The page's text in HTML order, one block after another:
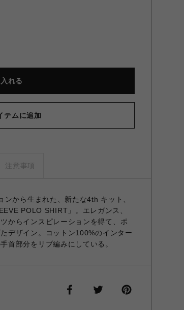
れる
テムに追加
注意事項
から生まれた、新たな4th キット、
POLO SHIRT」。エレガンス、
からインスピレーションを得て、ポ
デザイン。コットン100%のインター
首部分をリブ編みにしている。